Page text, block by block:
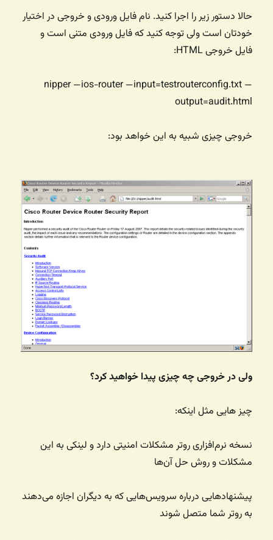
حالا دستور زیر را اجرا کنید. نام فایل ورودی و خروجی در اختیار
خودتان است ولی توجه کنید که فایل ورودی متنی است و
فایل خروجی HTML:
nipper —ios-router —input=testrouterconfig.txt —
output=audit.html
خروجی چیزی شبیه به این خواهد بود:
ولی در خروجی چه چیزی پیدا خواهید کرد؟
چیز هایی مثل اینکه:
نسخه نرم‌افزاری روتر مشکلات امنیتی دارد و لینکی به این
مشکلات و روش حل آن‌ها
پیشنهادهایی درباره سرویس‌هایی که به دیگران اجازه می‌دهند
به روتر شما متصل شوند